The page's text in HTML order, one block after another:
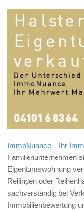
ImmoNuance – Ihr
Familienunternehmen
Eigentumswohnung
Rellingen oder
sachverständig bei
Immobilienbewertung